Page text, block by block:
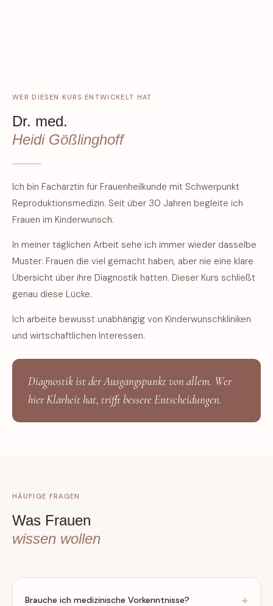
WER DIESEN KURS ENTWICKELT HAT
Dr. med.
Heidi Gößlinghoff
Ich bin Fachärztin für Frauenheilkunde mit Schwerpunkt
Reproduktionsmedizin. Seit über 30 Jahren begleite ich
Frauen im Kinderwunsch.
In meiner täglichen Arbeit sehe ich immer wieder dasselbe
Muster: Frauen die viel gemacht haben, aber nie eine klare
Übersicht über ihre Diagnostik hatten. Dieser Kurs schließt
genau diese Lücke.
Ich arbeite bewusst unabhängig von Kinderwunschkliniken
und wirtschaftlichen Interessen.
Diagnostik ist der Ausgangspunkt von allem. Wer
hier Klarheit hat, trifft bessere Entscheidungen.
HÄUFIGE FRAGEN
Was Frauen
wissen wollen
Brauche ich medizinische Vorkenntnisse?